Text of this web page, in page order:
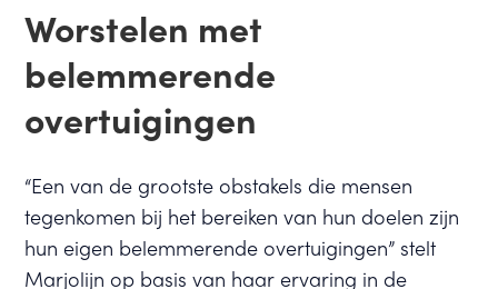
Worstelen met
belemmerende
overtuigingen
“Een van de grootste obstakels die mensen
tegenkomen bij het bereiken van hun doelen zijn
hun eigen belemmerende overtuigingen” stelt
Marjolijn op basis van haar ervaring in de